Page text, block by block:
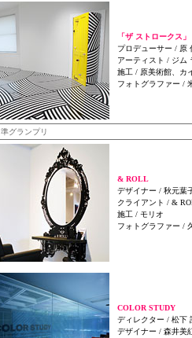
「ザ ストロークス
プロデューサー / 原
アーティスト / ジム
施工 / 原美術館、カ
フォトグラファー /
準グランプリ
& ROLL
デザイナー / 秋元葉
クライアント / &
施工 / モリオ
フォトグラファー /
COLOR STUDY
ディレクター / 松下
デザイナー / 森井美